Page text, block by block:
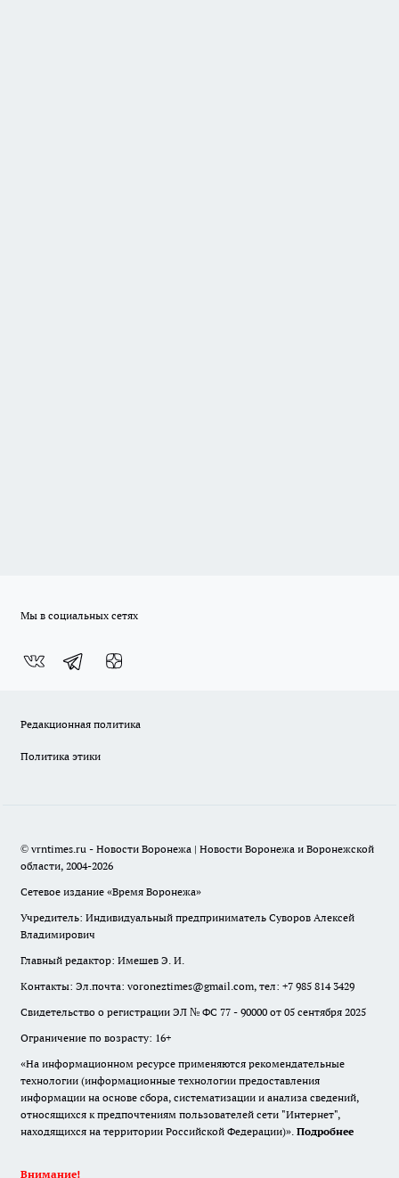
Мы в социальных сетях
Редакционная политика
Политика этики
© vrntimes.ru - Новости Воронежа | Новости Воронежа и Воронежской
области, 2004-2026
Сетевое издание «Время Воронежа»
Учредитель: Индивидуальный предприниматель Суворов Алексей
Владимирович
Главный редактор: Имешев Э. И.
Контакты: Эл.почта: voroneztimes@gmail.com, тел: +7 985 814 3429
Свидетельство о регистрации ЭЛ № ФС 77 - 90000 от 05 сентября 2025
Ограничение по возрасту: 16+
«На информационном ресурсе применяются рекомендательные
технологии (информационные технологии предоставления
информации на основе сбора, систематизации и анализа сведений,
относящихся к предпочтениям пользователей сети "Интернет",
находящихся на территории Российской Федерации)». Подробнее
Внимание!